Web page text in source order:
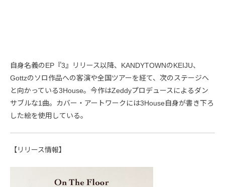
自身名義のEP『3』リリース以降、KANDYTOWNのKEIJU、
Gottzのソロ作品への客演や全国ツアーを経て、次のステージへ
と向かっている3House。今作はZeddyプロデュースによるダン
サブルな1曲。カバー・アートワークには3House自身が書き下ろ
した絵を使用している。
【リリース情報】